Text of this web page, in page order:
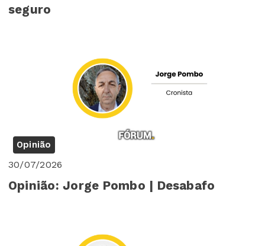
seguro
Opinião
30/07/2026
Opinião: Jorge Pombo | Desabafo